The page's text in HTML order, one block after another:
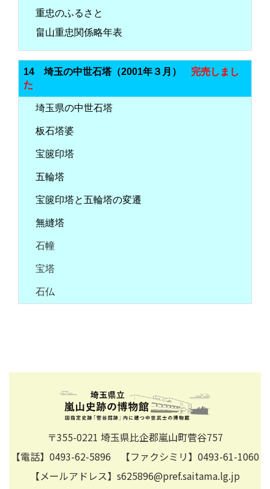
重忠のふるさと
畠山重忠関係略年表
14 埼玉の中世石塔（2001年３月） 完売しまし
た
埼玉県の中世石塔
板石塔婆
宝篋印塔
五輪塔
宝篋印塔と五輪塔の変遷
無縫塔
石幢
宝塔
石仏
〒355-0221 埼玉県比企郡嵐山町菅谷757
【電話】0493-62-5896 【ファクシミリ】0493-61-1060
【メールアドレス】s625896@pref.saitama.lg.jp